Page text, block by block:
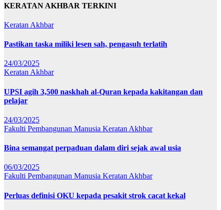
KERATAN AKHBAR TERKINI
Keratan Akhbar
Pastikan taska miliki lesen sah, pengasuh terlatih
24/03/2025
Keratan Akhbar
UPSI agih 3,500 naskhah al-Quran kepada kakitangan dan
pelajar
24/03/2025
Fakulti Pembangunan Manusia Keratan Akhbar
Bina semangat perpaduan dalam diri sejak awal usia
06/03/2025
Fakulti Pembangunan Manusia Keratan Akhbar
Perluas definisi OKU kepada pesakit strok cacat kekal